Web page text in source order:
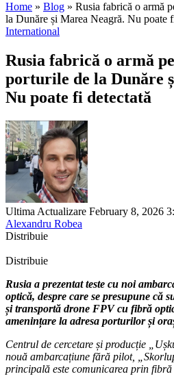
Home » Blog » Rusia fabrică o armă
la Dunăre și Marea Neagră. Nu poate
International
Rusia fabrică o armă
porturile de la Dunăre
Nu poate fi detectată
Ultima Actualizare February 8, 2026
Alexandru Robea
Distribuie
Distribuie
Rusia a prezentat teste cu noi
optică, despre care se presupune că
și transportă drone FPV cu fibră
amenințare la adresa porturilor și
Centrul de cercetare și producție
nouă ambarcațiune fără pilot,
principală este comunicarea prin fibră